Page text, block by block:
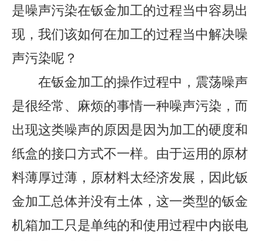
是噪声污染在钣金加工的过程当中容易出
现，我们该如何在加工的过程当中解决噪
声污染呢？
在钣金加工的操作过程中，震荡噪声
是很经常、麻烦的事情一种噪声污染，而
出现这类噪声的原因是因为加工的硬度和
纸盒的接口方式不一样。由于运用的原材
料薄厚过薄，原材料太经济发展，因此钣
金加工总体并没有土体，这一类型的钣金
机箱加工只是单纯的和使用过程中内嵌电